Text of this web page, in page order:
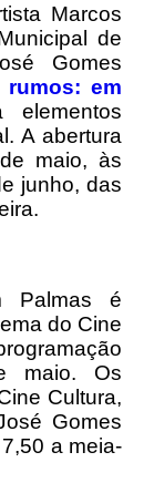
Marcos
de
Gomes
rumos: em
A abertura
maio, às
junho, das
Palmas é
do Cine
maio. Os
Cultura,
Gomes
a meia-